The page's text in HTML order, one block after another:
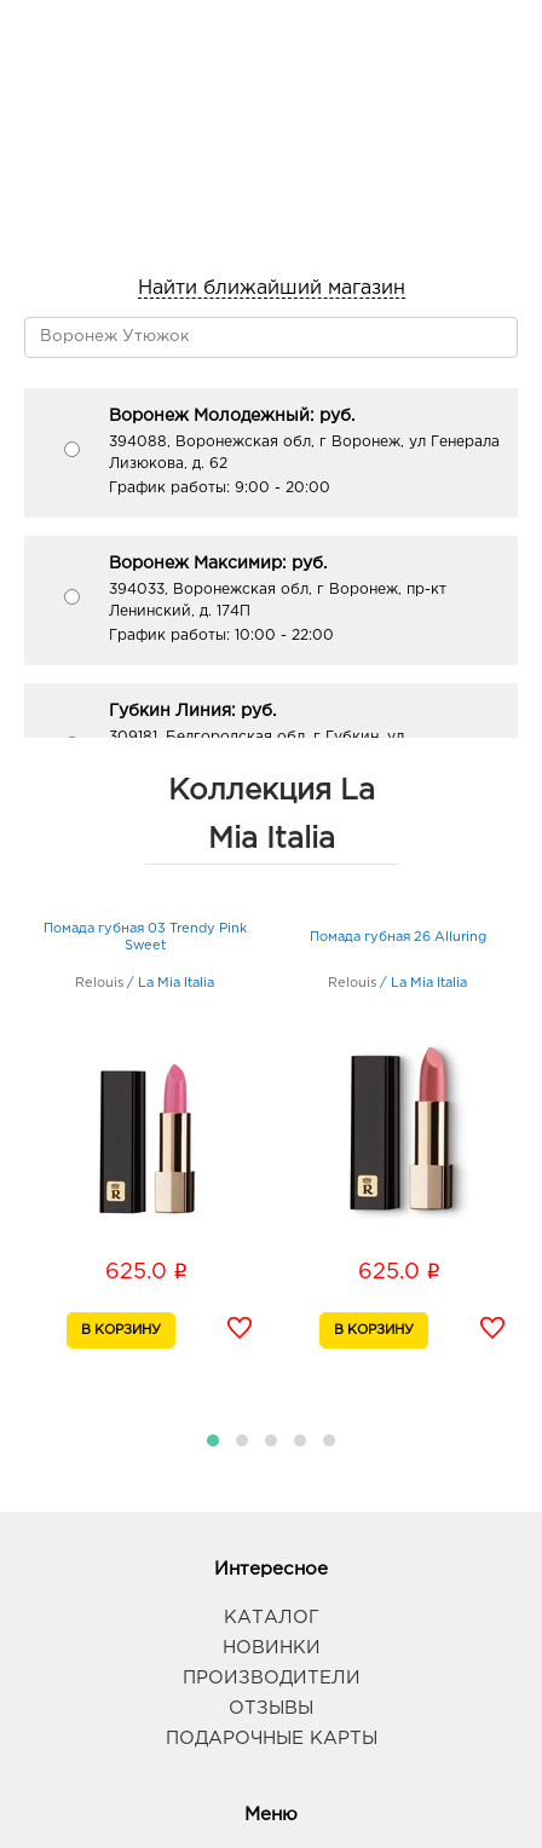
Найти ближайший магазин
Воронеж Молодежный: руб.
394088, Воронежская обл, г Воронеж, ул Генерала
Лизюкова, д. 62
График работы: 9:00 - 20:00
Воронеж Максимир: руб.
394033, Воронежская обл, г Воронеж, пр-кт
Ленинский, д. 174П
График работы: 10:00 - 22:00
Губкин Линия: руб.
309181, Белгородская обл, г Губкин, ул
График работы:9:00 - 20:00
График работы:9:00 - 20:00
д. 4а
График работы:
Коллекция La
Mia Italia
Помада губная 03 Trendy Pink
Sweet
Relouis / La Mia Italia
625.0 i
Помада губная 26 Alluring
Relouis / La Mia Italia
625.0 i
Интересное
КАТАЛОГ
НОВИНКИ
ПРОИЗВОДИТЕЛИ
ОТЗЫВЫ
ПОДАРОЧНЫЕ КАРТЫ
Меню